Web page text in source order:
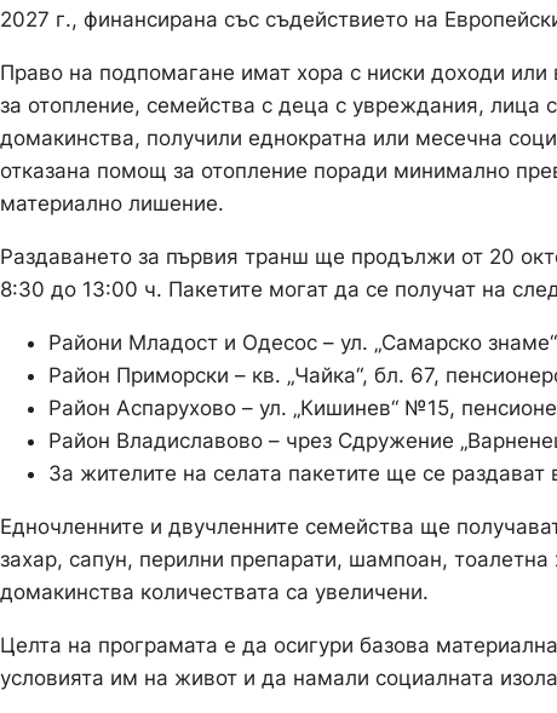
2027 г., финансирана със съдействието на
Право на подпомагане имат хора с ниски доходи
за отопление, семейства с деца с увреждания, лица
домакинства, получили еднократна или месечна
отказана помощ за отопление поради минимално
материално лишение.
Раздаването за първия транш ще продължи от 20
8:30 до 13:00 ч. Пакетите могат да се получат на
Райони Младост и Одесос – ул. „Самарско
Район Приморски – кв. „Чайка“, бл. 67,
Район Аспарухово – ул. „Кишинев“ №15,
Район Владиславово – чрез Сдружение
За жителите на селата пакетите ще се
Едночленните и двучленните семейства ще
захар, сапун, перилни препарати, шампоан,
домакинства количествата са увеличени.
Целта на програмата е да осигури базова
условията им на живот и да намали социалната